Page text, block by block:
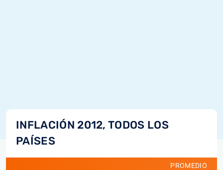
INFLACIÓN 2012, TODOS LOS
PAÍSES
PROMEDIO